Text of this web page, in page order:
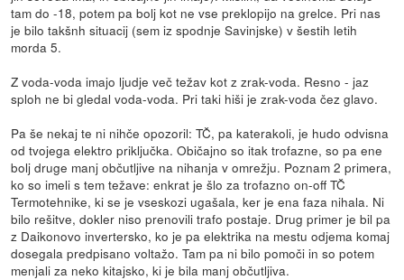
tam do -18, potem pa bolj kot ne vse preklopijo na grelce. Pri nas
je bilo takšnh situacij (sem iz spodnje Savinjske) v šestih letih
morda 5.
Z voda-voda imajo ljudje več težav kot z zrak-voda. Resno - jaz
sploh ne bi gledal voda-voda. Pri taki hiši je zrak-voda čez glavo.
Pa še nekaj te ni nihče opozoril: TČ, pa katerakoli, je hudo odvisna
od tvojega elektro priključka. Običajno so itak trofazne, so pa ene
bolj druge manj občutljive na nihanja v omrežju. Poznam 2 primera,
ko so imeli s tem težave: enkrat je šlo za trofazno on-off TČ
Termotehnike, ki se je vseskozi ugašala, ker je ena faza nihala. Ni
bilo rešitve, dokler niso prenovili trafo postaje. Drug primer je bil pa
z Daikonovo invertersko, ko je pa elektrika na mestu odjema komaj
dosegala predpisano voltažo. Tam pa ni bilo pomoči in so potem
menjali za neko kitajsko, ki je bila manj občutljiva.